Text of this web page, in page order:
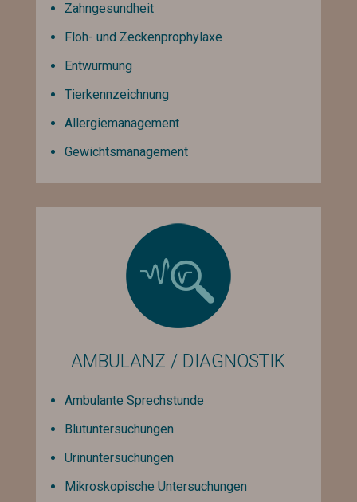
Zahngesundheit
Floh- und Zeckenprophylaxe
Entwurmung
Tierkennzeichnung
Allergiemanagement
Gewichtsmanagement
AMBULANZ / DIAGNOSTIK
Ambulante Sprechstunde
Blutuntersuchungen
Urinuntersuchungen
Mikroskopische Untersuchungen